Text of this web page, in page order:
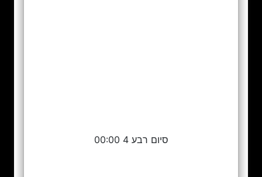
סיום רבע 4 00:00